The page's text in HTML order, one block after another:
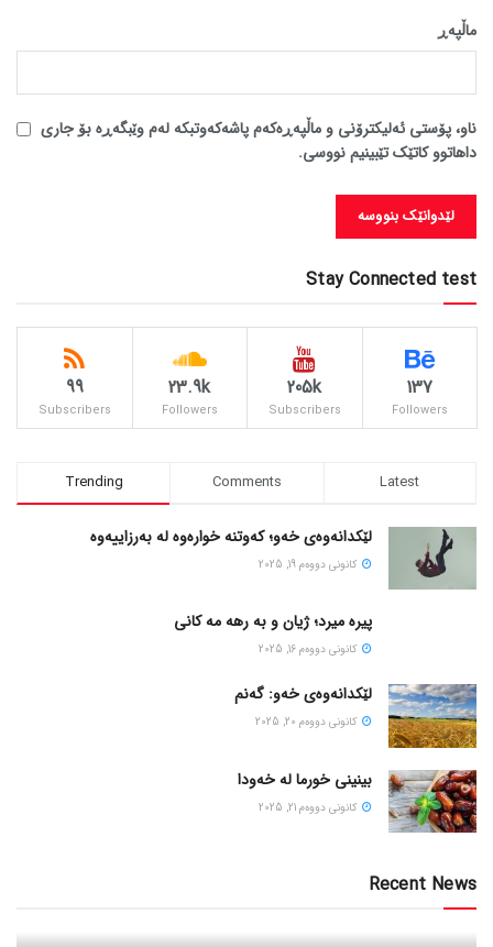
ماڵپه‌ڕ
ناو، پۆستی ئەلیکترۆنی و ماڵپەڕەکەم پاشەکەوتبکە لەم وێبگەڕە بۆ جاری
داهاتوو کاتێک تێبینیم نووسی.
Stay Connected test
137
Followers
205k
Subscribers
23.9k
Followers
99
Subscribers
Trending Comments Latest
لێکدانەوەی خەو؛ کەوتنە خوارەوە لە بەرزاییەوە
كانونی دووه‌م 19, 2025
پیره میرد؛ ژیان و به رهه مه کانی
كانونی دووه‌م 16, 2025
لێکدانەوەی خەو: گەنم
كانونی دووه‌م 20, 2025
بینینی خورما لە خەودا
كانونی دووه‌م 21, 2025
Recent News